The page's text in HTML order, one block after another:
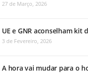
27 de Março, 2026
UE e GNR aconselham kit
3 de Fevereiro, 2026
A hora vai mudar para o